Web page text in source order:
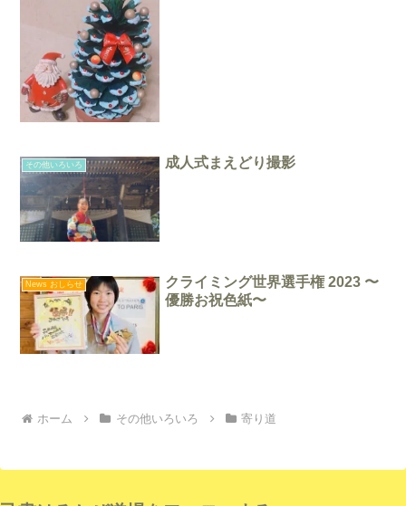
その他いろいろ 成人式まえどり撮影
News おしらせ
クライミング世界選手権 2023 〜
優勝お祝色紙〜
ホーム その他いろいろ 寄り道